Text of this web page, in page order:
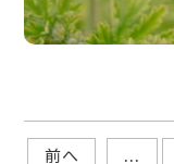
前へ ...